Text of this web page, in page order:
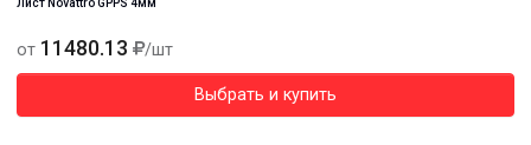
Лист Novattro GPPS 4мм
от 11480.13 /шт
Выбрать и купить